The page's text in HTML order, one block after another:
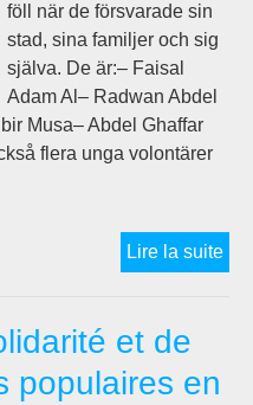
föll när de försvarade sin
stad, sina familjer och sig
själva. De är:– Faisal
Adam Al– Radwan Abdel
Musa– Abdel Ghaffar
flera unga volontärer
Lire la suite
från
et de
populaires en